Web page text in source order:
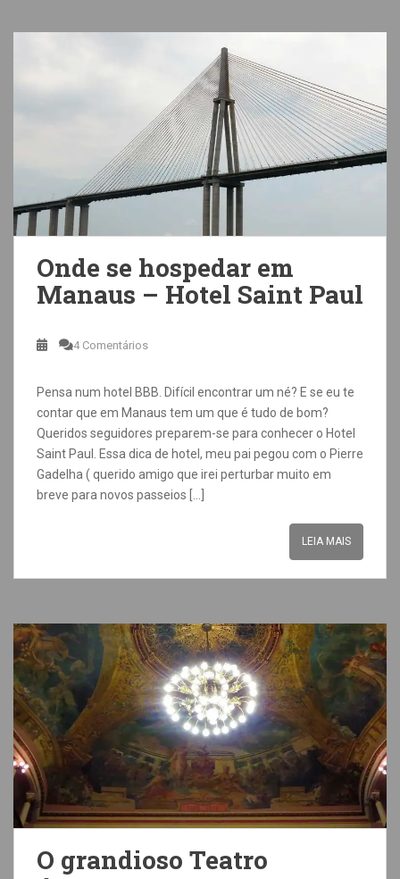
Onde se hospedar em
Manaus – Hotel Saint Paul
4 Comentários
Pensa num hotel BBB. Difícil encontrar um né? E se eu te
contar que em Manaus tem um que é tudo de bom?
Queridos seguidores preparem-se para conhecer o Hotel
Saint Paul. Essa dica de hotel, meu pai pegou com o Pierre
Gadelha ( querido amigo que irei perturbar muito em
breve para novos passeios […]
LEIA MAIS
O grandioso Teatro